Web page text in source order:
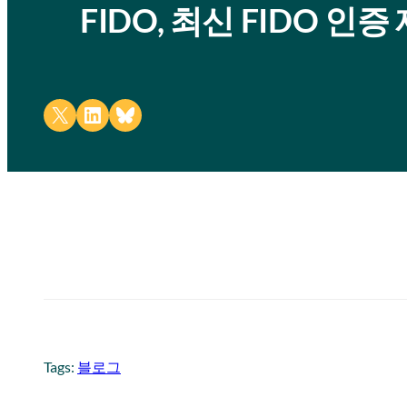
FIDO, 최신 FIDO 인증
Share on X Share on LinkedIn
Share on Bluesky
Tags: 블로그